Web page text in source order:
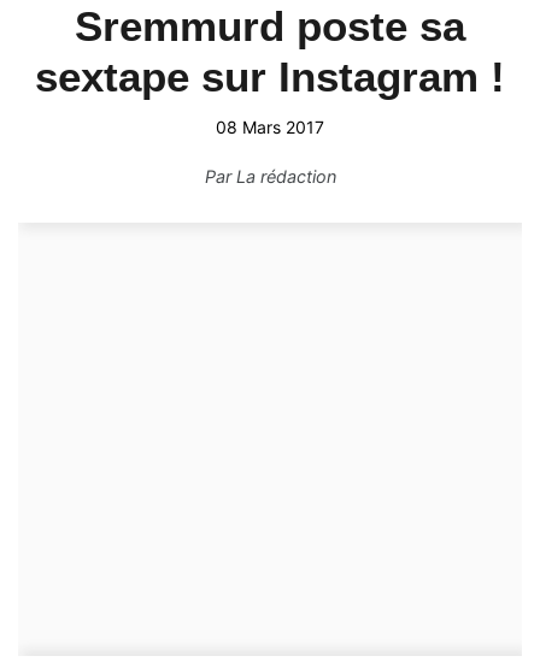
Sremmurd poste sa
sextape sur Instagram !
08 Mars 2017
ParLa rédaction